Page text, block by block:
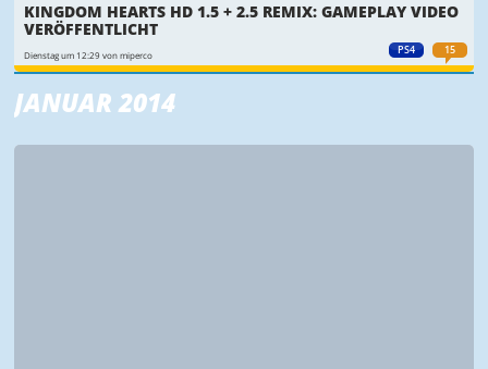
PS4 15
KINGDOM HEARTS HD 1.5 + 2.5 REMIX: GAMEPLAY VIDEO
VERÖFFENTLICHT
Dienstag um 12:29 von miperco
JANUAR 2014